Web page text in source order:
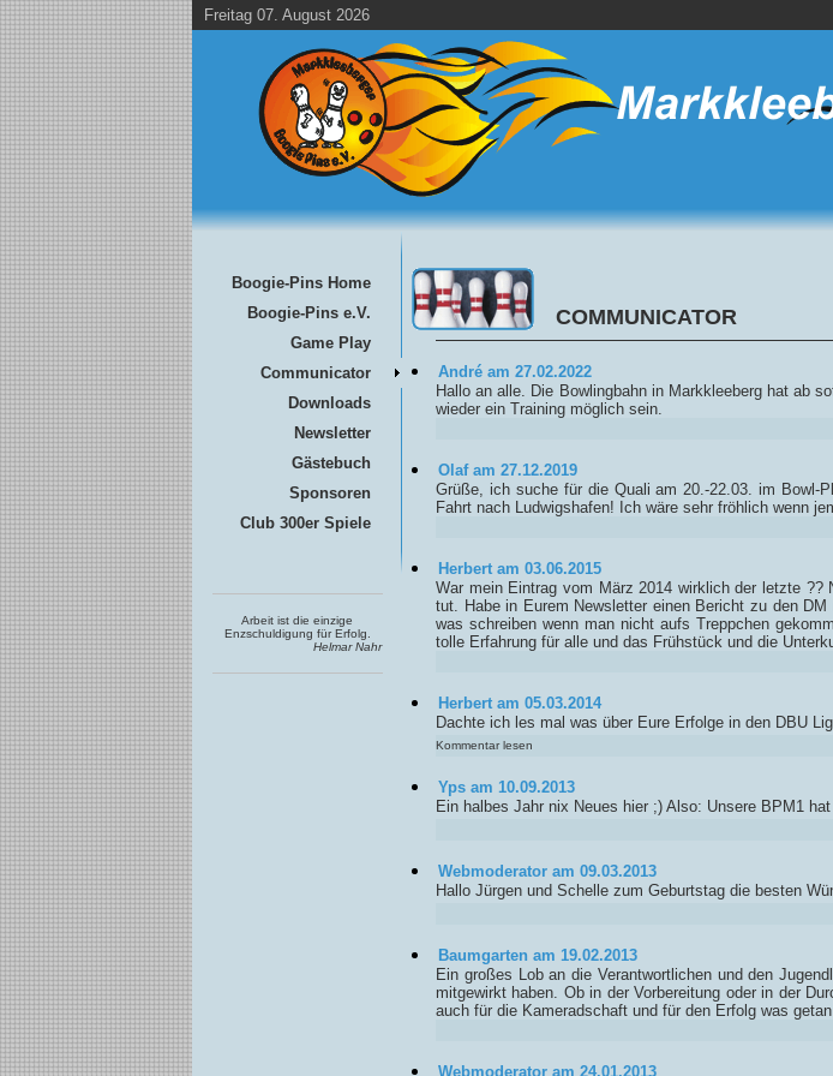
Freitag 07. August 2026
Boogie-Pins Home
Boogie-Pins e.V.
Game Play
Communicator
Downloads
Newsletter
Gästebuch
Sponsoren
Club 300er Spiele
Arbeit ist die einzige
Enzschuldigung für Erfolg.
Helmar Nahr
COMMUNICATOR
André am 27.02.2022
Hallo an alle. Die Bowlingbahn in Markkleeberg hat ab
wieder ein Training möglich sein.
Olaf am 27.12.2019
Grüße, ich suche für die Quali am 20.-22.03. im Bowl-
Fahrt nach Ludwigshafen! Ich wäre sehr fröhlich wenn
Herbert am 03.06.2015
War mein Eintrag vom März 2014 wirklich der letzte
tut. Habe in Eurem Newsletter einen Bericht zu den
was schreiben wenn man nicht aufs Treppchen
tolle Erfahrung für alle und das Frühstück und die
Herbert am 05.03.2014
Dachte ich les mal was über Eure Erfolge in den DBU
Kommentar lesen
Yps am 10.09.2013
Ein halbes Jahr nix Neues hier ;) Also: Unsere BPM1
Webmoderator am 09.03.2013
Hallo Jürgen und Schelle zum Geburtstag die besten
Baumgarten am 19.02.2013
Ein großes Lob an die Verantwortlichen und den
mitgewirkt haben. Ob in der Vorbereitung oder in der
auch für die Kameradschaft und für den Erfolg was
Webmoderator am 24.01.2013